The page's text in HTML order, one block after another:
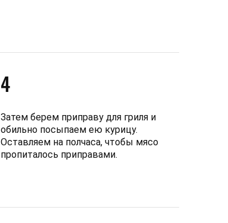
4
Затем берем приправу для гриля и
обильно посыпаем ею курицу.
Оставляем на полчаса, чтобы мясо
пропиталось приправами.